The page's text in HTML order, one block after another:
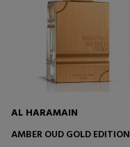
AL HARAMAIN
AMBER OUD GOLD EDITION